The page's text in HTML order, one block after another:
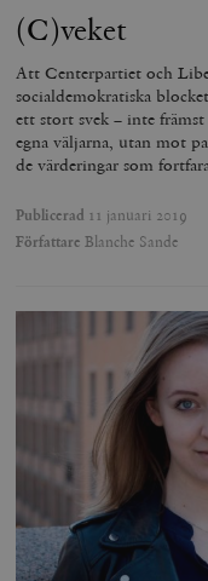
(C)veket
Att Centerpartiet och
socialdemokratiska
ett stort svek – inte
egna väljarna, utan mot
de värderingar som
Publicerad 11 januari 2019
Författare Blanche Sande